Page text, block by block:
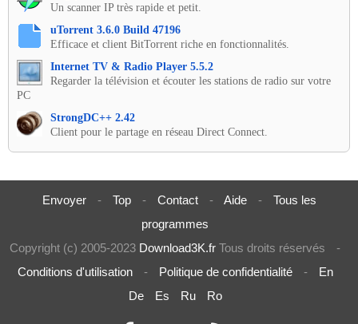
Un scanner IP très rapide et petit.
uTorrent 3.6.0 Build 47196
Efficace et client BitTorrent riche en fonctionnalités.
Internet TV & Radio Player 5.5.2
Regarder la télévision et écouter les stations de radio sur votre
PC
StrongDC++ 2.42
Client pour le partage en réseau Direct Connect.
Envoyer - Top - Contact - Aide -
Tous les
programmes
Copyright (c) 2005-2023 Download3K.fr Tous droits réservés
-
Conditions d'utilisation
- Politique de confidentialité -
En
De
Es Ru Ro